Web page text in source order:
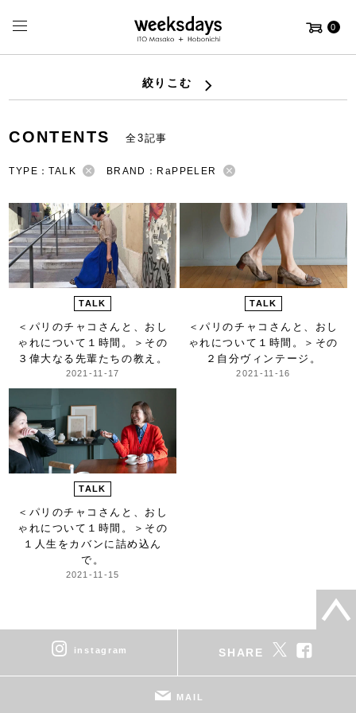
0
絞りこむ
CONTENTS 全3記事
TYPE：TALK BRAND：RaPPELER
TALK
＜パリのチャコさんと、おし
ゃれについて１時間。＞ その
３偉大なる先輩たちの教え。
2021-11-17
TALK
＜パリのチャコさんと、おし
ゃれについて１時間。＞ その
２自分ヴィンテージ。
2021-11-16
TALK
＜パリのチャコさんと、おし
ゃれについて１時間。＞ その
１人生をカバンに詰め込ん
で。
2021-11-15
instagram SHARE
MAIL